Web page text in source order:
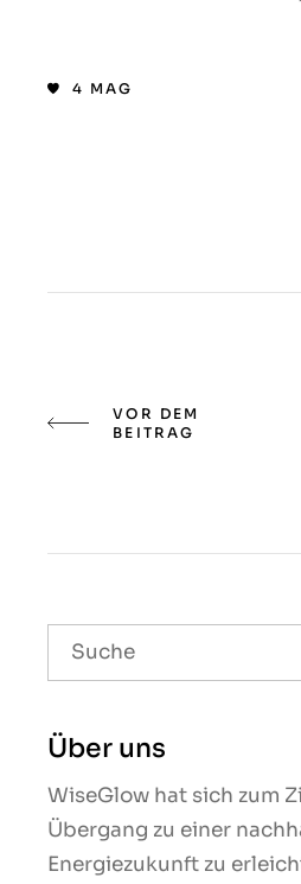
4 MAG
VOR DEM
BEITRAG
Über uns
WiseGlow hat sich zum
Übergang zu einer
Energiezukunft zu